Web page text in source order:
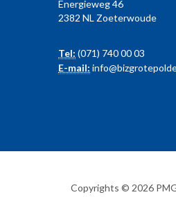
Energieweg 46
2382 NL Zoeterwoude
Tel: (071) 740 00 03
E-mail:
Copyrights © 2026